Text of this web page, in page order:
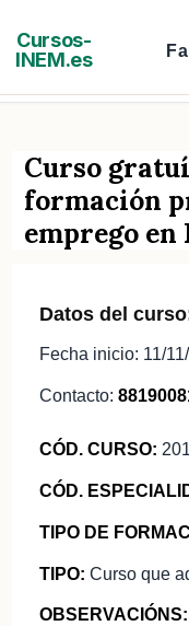
contenido
Cursos-
INEM.es
Curso
formación
emprego en
Datos del
Fecha inicio: 11/
Contacto:
CÓD. CURSO:
CÓD.
TIPO DE
TIPO: Curso que
OBSERVACIÓNS: